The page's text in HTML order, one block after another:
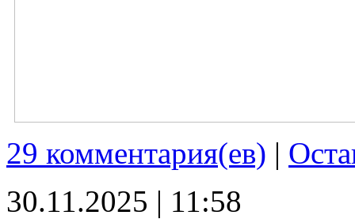
29 комментария(ев) |
30.11.2025 | 11:58